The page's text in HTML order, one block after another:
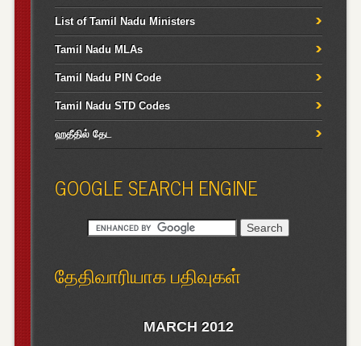
List of Tamil Nadu Ministers
Tamil Nadu MLAs
Tamil Nadu PIN Code
Tamil Nadu STD Codes
ஹதீதில் தேட
GOOGLE SEARCH ENGINE
தேதிவாரியாக பதிவுகள்
MARCH 2012